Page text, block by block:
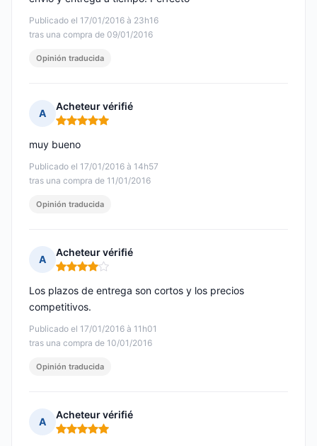
Publicado el 17/01/2016 à 23h16
tras una compra de 09/01/2016
Opinión traducida
A
Acheteur vérifié
Nota: 5 de 5
Publicado el 17/01/2016 à 14h57
tras una compra de 11/01/2016
muy bueno
Opinión traducida
A
Acheteur vérifié
Nota: 4 de 5
Publicado el 17/01/2016 à 11h01
tras una compra de 10/01/2016
Los plazos de entrega son cortos y los precios
competitivos.
Opinión traducida
A
Acheteur vérifié
Nota: 5 de 5